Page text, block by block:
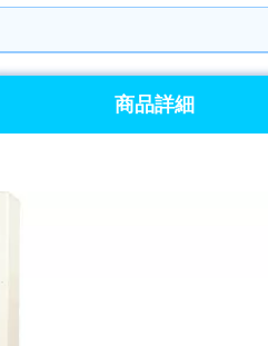
商品詳細